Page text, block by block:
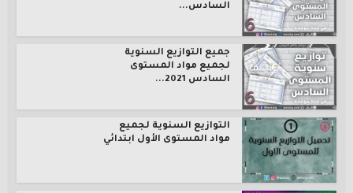
السادس...
جميع التوازيع السنوية
لجميع مواد المستوى
السادس 2021...
التوازيع السنوية لجميع
مواد المستوى الأول ابتدائي